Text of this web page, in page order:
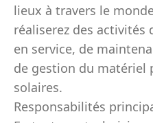
lieux à travers le
réaliserez des activités
en service, de
de gestion du matériel
solaires.
Responsabilités